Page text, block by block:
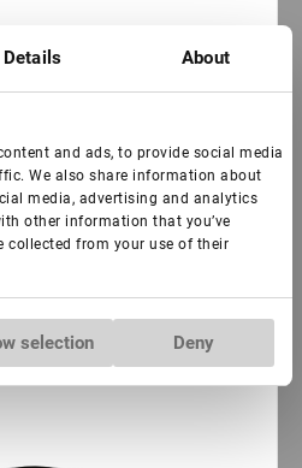
Details About
and ads, to provide social media
We also share information about
media, advertising and analytics
other information that you’ve
collected from your use of their
selection Deny
*